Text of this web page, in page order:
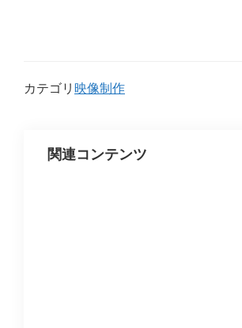
カテゴリ 映像制作
関連コンテンツ